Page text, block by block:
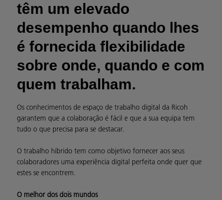
têm um elevado
desempenho quando lhes
é fornecida flexibilidade
sobre onde, quando e com
quem trabalham.
Os conhecimentos de espaço de trabalho digital da Ricoh
garantem que a colaboração é fácil e que a sua equipa tem
tudo o que precisa para se destacar.
O trabalho híbrido tem como objetivo fornecer aos seus
colaboradores uma experiência digital perfeita onde quer que
estes se encontrem.
O melhor dos dois mundos